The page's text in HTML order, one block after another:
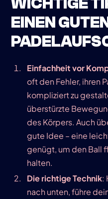
EINEN
Einfachheit vor
oft den Fehler, ihren
kompliziert zu
überstürzte
des Körpers. Auch
gute Idee – eine
genügt, um den Ball
halten.
Die richtige Technik:
nach unten, führe